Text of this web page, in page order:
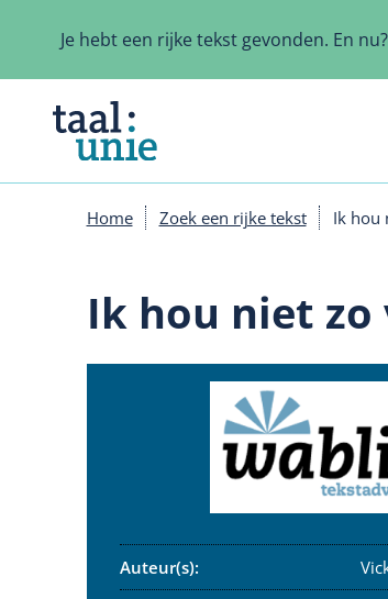
inhoud
Je hebt een rijke tekst gevonden. En
Home Zoek een rijke tekst Ik hou
Ik hou niet
Auteur(s):